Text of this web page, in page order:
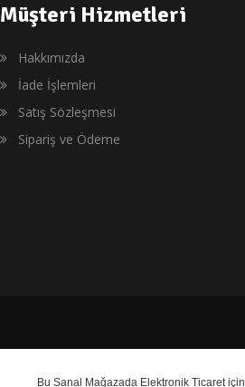
Müşteri Hizmetleri
Hakkımızda
İade İşlemleri
Satış Sözleşmesi
Sipariş ve Ödeme
Bu Sanal Mağazada Elektronik Ticaretiçin